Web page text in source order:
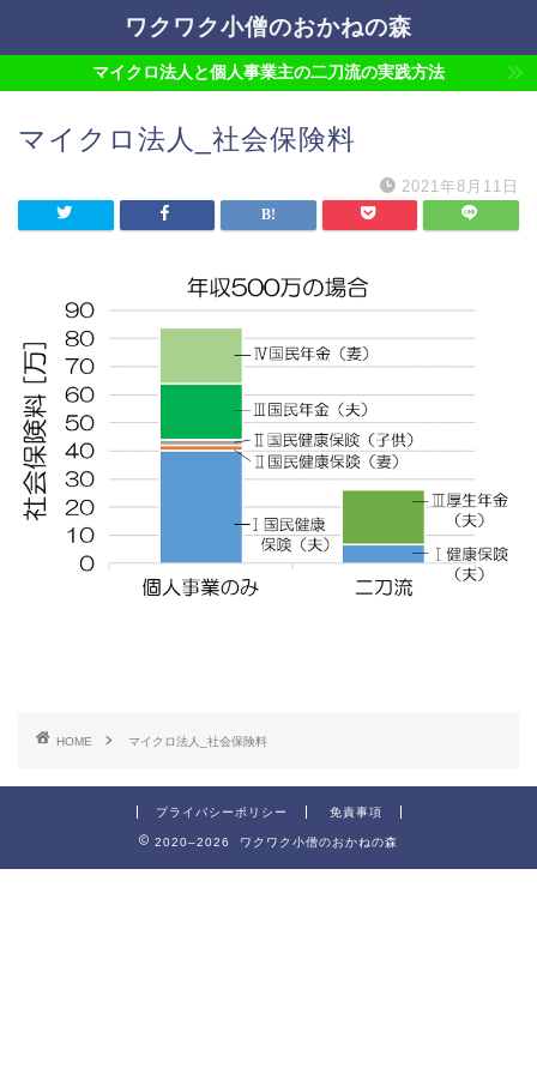
ワクワク小僧のおかねの森
マイクロ法人と個人事業主の二刀流の実践方法
マイクロ法人_社会保険料
2021年8月11日
HOME マイクロ法人_社会保険料
プライバシーポリシー 免責事項
2020–2026 ワクワク小僧のおかねの森